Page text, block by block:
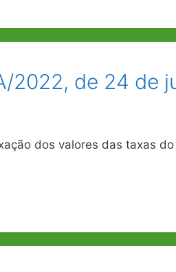
2022, de 24 de
dos valores das taxas